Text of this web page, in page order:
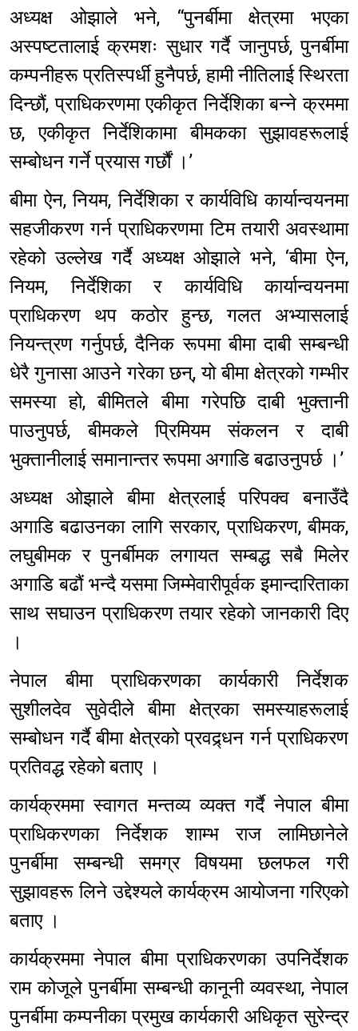
अध्यक्ष ओझाले भने, “पुनर्बीमा क्षेत्रमा भएका
अस्पष्टतालाई क्रमशः सुधार गर्दै जानुपर्छ, पुनर्बीमा
कम्पनीहरू प्रतिस्पर्धी हुनैपर्छ, हामी नीतिलाई स्थिरता
दिन्छौं, प्राधिकरणमा एकीकृत निर्देशिका बन्ने क्रममा
छ, एकीकृत निर्देशिकामा बीमकका सुझावहरूलाई
सम्बोधन गर्ने प्रयास गर्छौं ।’
बीमा ऐन, नियम, निर्देशिका र कार्यविधि कार्यान्वयनमा
सहजीकरण गर्न प्राधिकरणमा टिम तयारी अवस्थामा
रहेको उल्लेख गर्दै अध्यक्ष ओझाले भने, ‘बीमा ऐन,
नियम, निर्देशिका र कार्यविधि कार्यान्वयनमा
प्राधिकरण थप कठोर हुन्छ, गलत अभ्यासलाई
नियन्त्रण गर्नुपर्छ, दैनिक रूपमा बीमा दाबी सम्बन्धी
धेरै गुनासा आउने गरेका छन्, यो बीमा क्षेत्रको गम्भीर
समस्या हो, बीमितले बीमा गरेपछि दाबी भुक्तानी
पाउनुपर्छ, बीमकले प्रिमियम संकलन र दाबी
भुक्तानीलाई समानान्तर रूपमा अगाडि बढाउनुपर्छ ।’
अध्यक्ष ओझाले बीमा क्षेत्रलाई परिपक्व बनाउँदै
अगाडि बढाउनका लागि सरकार, प्राधिकरण, बीमक,
लघुबीमक र पुनर्बीमक लगायत सम्बद्ध सबै मिलेर
अगाडि बढौं भन्दै यसमा जिम्मेवारीपूर्वक इमान्दारिताका
साथ सघाउन प्राधिकरण तयार रहेको जानकारी दिए
।
नेपाल बीमा प्राधिकरणका कार्यकारी निर्देशक
सुशीलदेव सुवेदीले बीमा क्षेत्रका समस्याहरूलाई
सम्बोधन गर्दै बीमा क्षेत्रको प्रवद्र्धन गर्न प्राधिकरण
प्रतिवद्ध रहेको बताए ।
कार्यक्रममा स्वागत मन्तव्य व्यक्त गर्दै नेपाल बीमा
प्राधिकरणका निर्देशक शाम्भ राज लामिछानेले
पुनर्बीमा सम्बन्धी समग्र विषयमा छलफल गरी
सुझावहरू लिने उद्देश्यले कार्यक्रम आयोजना गरिएको
बताए ।
कार्यक्रममा नेपाल बीमा प्राधिकरणका उपनिर्देशक
राम कोजूले पुनर्बीमा सम्बन्धी कानूनी व्यवस्था, नेपाल
पुनर्बीमा कम्पनीका प्रमुख कार्यकारी अधिकृत सुरेन्द्र